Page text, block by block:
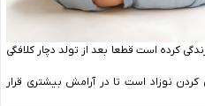
زندگی کرده است قطعا بعد از تولد دچار کلافگی
نوزاد است تا در آرامش بیشتری قرار